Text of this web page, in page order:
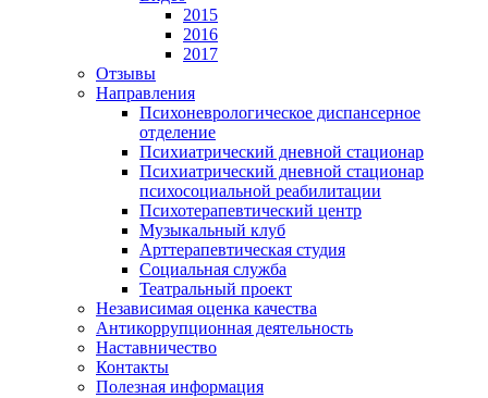
2015
2016
2017
Отзывы
Направления
Психоневрологическое диспансерное
отделение
Психиатрический дневной стационар
Психиатрический дневной стационар
психосоциальной реабилитации
Психотерапевтический центр
Музыкальный клуб
Арттерапевтическая студия
Социальная служба
Театральный проект
Независимая оценка качества
Антикоррупционная деятельность
Наставничество
Контакты
Полезная информация